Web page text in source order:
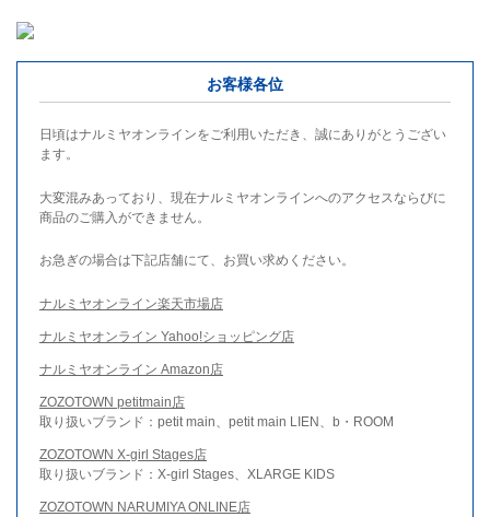
お客様各位
日頃はナルミヤオンラインをご利用いただき、誠にありがとうござい
ます。
大変混みあっており、現在ナルミヤオンラインへのアクセスならびに
商品のご購入ができません。
お急ぎの場合は下記店舗にて、お買い求めください。
ナルミヤオンライン楽天市場店
ナルミヤオンライン Yahoo!ショッピング店
ナルミヤオンライン Amazon店
ZOZOTOWN petitmain店
取り扱いブランド：petit main、petit main LIEN、b・ROOM
ZOZOTOWN X-girl Stages店
取り扱いブランド：X-girl Stages、XLARGE KIDS
ZOZOTOWN NARUMIYA ONLINE店